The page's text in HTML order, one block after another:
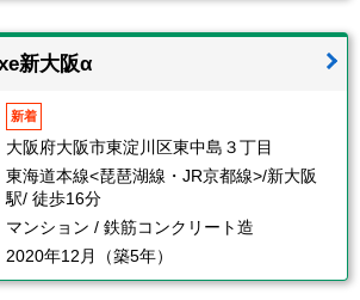
新大阪α
新着
大阪府大阪市東淀川区東中島３丁目
東海道本線<琵琶湖線・JR京都線>/新大阪
駅/ 徒歩16分
マンション / 鉄筋コンクリート造
2020年12月（築5年）